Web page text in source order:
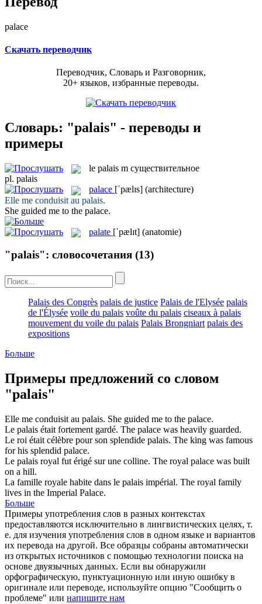
palace
Скачать переводчик
Переводчик, Словарь и Разговорник,
20+ языков, избранные переводы.
Словарь: "palais" - переводы и
примеры
le palais m существительное
pl. palais
palace [ˈpælɪs] (architecture)
Elle me conduisit au palais.
She guided me to the palace.
palate [ˈpælɪt] (anatomie)
"palais": словосочетания (13)
Palais des Congrès palais de justice Palais de l'Elysée palais
de l'Élysée voile du palais voûte du palais ciseaux à palais
mouvement du voile du palais Palais Brongniart palais des
expositions
Больше
Примеры предложений со словом
"palais"
Elle me conduisit au palais. She guided me to the palace.
Le palais était fortement gardé. The palace was heavily guarded.
Le roi était célèbre pour son splendide palais. The king was famous
for his splendid palace.
Le palais royal fut érigé sur une colline. The royal palace was built
on a hill.
La famille royale habite dans le palais impérial. The royal family
lives in the Imperial Palace.
Больше
Примеры употребления слов в разных контекстах
предоставляются исключительно в лингвистических целях, т.
е. для изучения употребления слов в одном языке и вариантов
их перевода на другой. Все образцы собраны автоматически
из открытых источников с помощью технологии поиска на
основе двуязычных данных. Если вы обнаружили
орфографическую, пунктуационную или иную ошибку в
оригинале или переводе, используйте опцию "Сообщить о
проблеме" или напишите нам